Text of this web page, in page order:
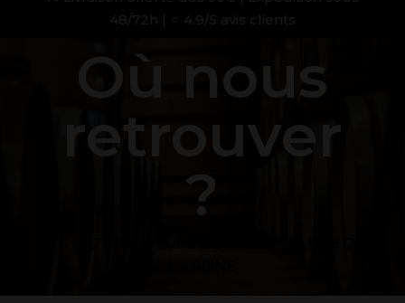
48/72h | ⭐ 4.9/5 avis clients
Où nous
retrouver
?